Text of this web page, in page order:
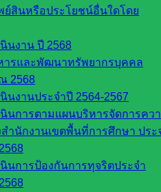
ย์สินหรือประโยชน์อื่นใดโดย
นงาน ปี 2568
ารและพัฒนาทรัพยากรบุคคล
2568
นงานประจำปี 2564-2567
นินการตามแผนบริหารจัดการคว
สำนักงานเขตพื้นที่การศึกษา ประ
นินการป้องกันการทุจริตประจำ